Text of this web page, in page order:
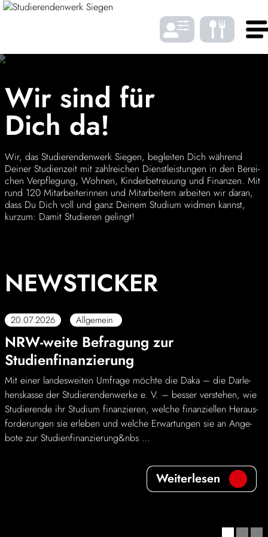
SPRACHE
SCHRIFTGRÖSSE
FARBE
DE
Gastro
Wohnen
Kinder
Über uns
Down­loads
Karriere
News
Wir sind für
Dich da!
Wir, das Studie­ren­den­werk Siegen, begleiten Dich während
Deiner Studi­en­zeit mit zahl­rei­chen Dienst­leis­tungen in den Berei­
chen Verpfle­gung, Wohnen, Kinder­be­treuung und Finanzen. Mit
rund 120 Mitar­bei­te­rinnen und Mitar­bei­tern arbeiten wir daran,
dass Du Dich voll und ganz Deinem Studium widmen kannst,
kurzum: Damit Studieren gelingt!
NEWS­TI­CKER
20.07.2026 Allgemein
NRW-weite Befra­gung zur
Studienfinanzierung
Mit einer landes­weiten Umfrage möchte die Daka – die Darle­
hens­kasse der Studie­ren­den­werke e. V. – besser verstehen, wie
Studie­rende ihr Studium finan­zieren, welche finan­zi­ellen Heraus­
for­de­rungen sie erleben und welche Erwar­tungen sie an Ange­
bote zur Studi­en­fi­nan­zie­rung&nbs …
Weiter­lesen